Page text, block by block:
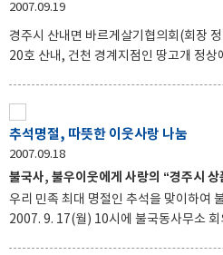
2,677㎡의 철근콘크리트 2층 건물로 청사와
계획으로 지난해까지 부지매입을 완료
으며 내년 4월 경 본격적인 공사 착공에
2007.09.19
경주시 산내면 바르게살기협의회(회장
20호 산내, 건천 경계지점인 땅고개 정
석한 가운데 ‘바르게 살자’ 조형물 제막식을 개최했다. 이날
석봉 산내면 바르게살기협의회장은 인사
중심으로 바르게살기협의회 3대 이념인
사회 발전에 기여할 것을 다짐하기 위해 조
곳에 설치된 조형물은 높이 2.5미터, 너비
다. 산내면 바르게살기협의회는 생활질
추석명절, 따뜻한 이웃사랑 나눔
2007.09.18
불국사, 불우이웃에게 사랑의 “경주시 상
우리 민족 최대 명절인 추석을 맞이하여
2007. 9. 17(월) 10시에 불국동사무소